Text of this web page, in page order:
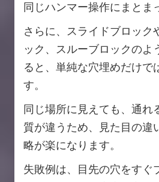
同じハンマー操作にまとま
さらに、スライドブロック
ック、スルーブロックのよ
ると、単純な穴埋めだけで
す。
同じ場所に見えても、通れ
質が違うため、見た目の違
略が楽になります。
失敗例は、目先の穴をすぐ